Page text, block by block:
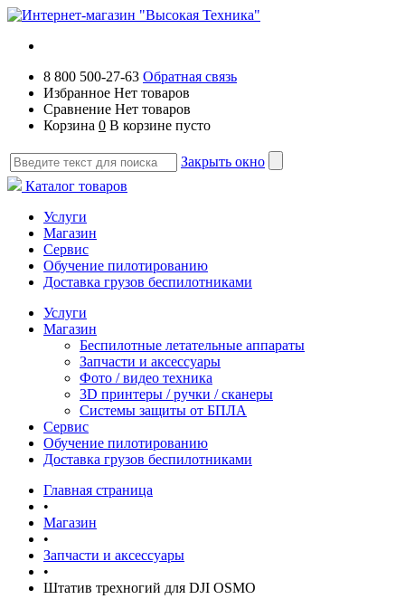
8 800 500-27-63 Обратная связь
Избранное Нет товаров
Сравнение Нет товаров
Корзина 0 В корзине пусто
Закрыть окно
Каталог товаров
Услуги
Магазин
Сервис
Обучение пилотированию
Доставка грузов беспилотниками
Услуги
Магазин
Беспилотные летательные аппараты
Запчасти и аксессуары
Фото / видео техника
3D принтеры / ручки / сканеры
Системы защиты от БПЛА
Сервис
Обучение пилотированию
Доставка грузов беспилотниками
Главная страница
•
Магазин
•
Запчасти и аксессуары
•
Штатив трехногий для DJI OSMO